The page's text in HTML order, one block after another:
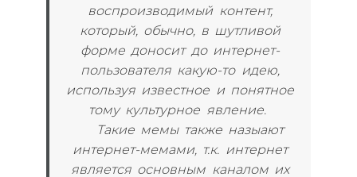
воспроизводимый контент,
который, обычно, в шутливой
форме доносит до интернет-
пользователя какую-то идею,
используя известное и понятное
тому культурное явление.
Такие мемы также назыают
интернет-мемами, т.к. интернет
является основным каналом их